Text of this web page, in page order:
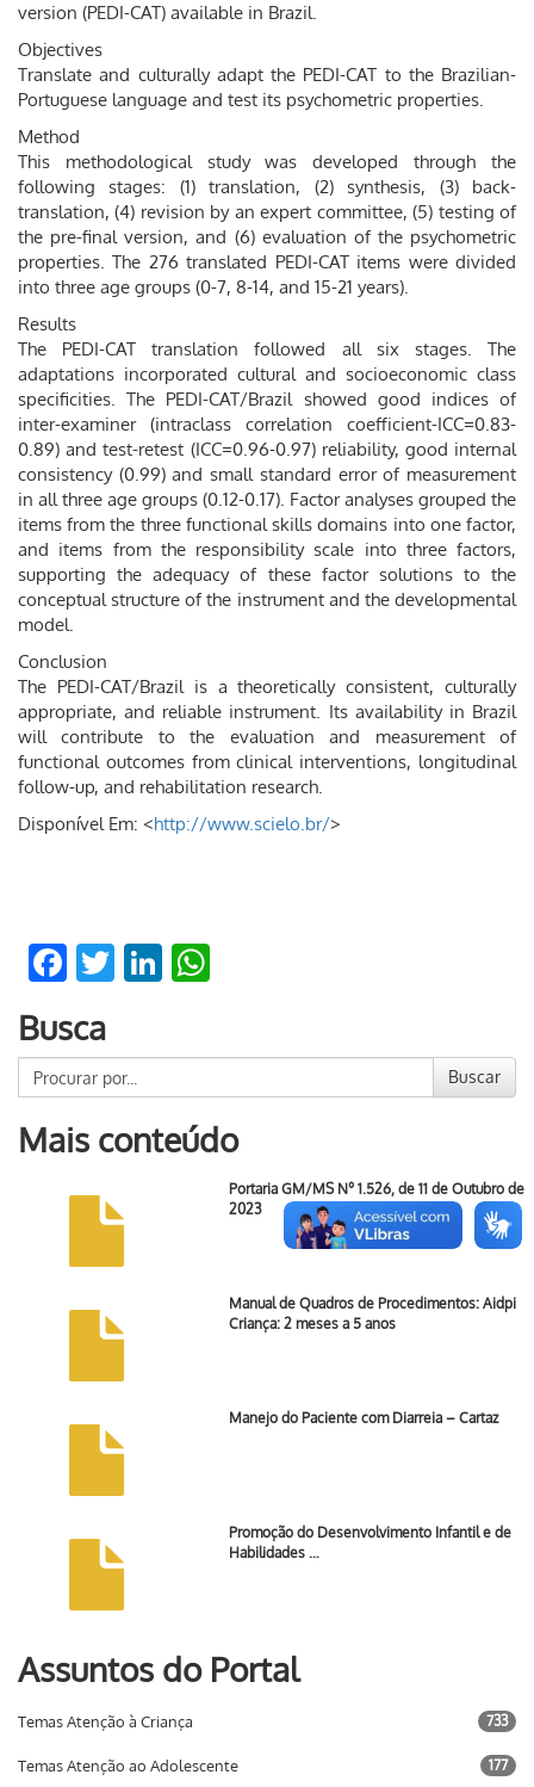
version (PEDI-CAT) available in Brazil.
Objectives
Translate and culturally adapt the PEDI-CAT to the Brazilian-
Portuguese language and test its psychometric properties.
Method
This methodological study was developed through the
following stages: (1) translation, (2) synthesis, (3) back-
translation, (4) revision by an expert committee, (5) testing of
the pre-final version, and (6) evaluation of the psychometric
properties. The 276 translated PEDI-CAT items were divided
into three age groups (0-7, 8-14, and 15-21 years).
Results
The PEDI-CAT translation followed all six stages. The
adaptations incorporated cultural and socioeconomic class
specificities. The PEDI-CAT/Brazil showed good indices of
inter-examiner (intraclass correlation coefficient-ICC=0.83-
0.89) and test-retest (ICC=0.96-0.97) reliability, good internal
consistency (0.99) and small standard error of measurement
in all three age groups (0.12-0.17). Factor analyses grouped the
items from the three functional skills domains into one factor,
and items from the responsibility scale into three factors,
supporting the adequacy of these factor solutions to the
conceptual structure of the instrument and the developmental
model.
Conclusion
The PEDI-CAT/Brazil is a theoretically consistent, culturally
appropriate, and reliable instrument. Its availability in Brazil
will contribute to the evaluation and measurement of
functional outcomes from clinical interventions, longitudinal
follow-up, and rehabilitation research.
Disponível Em: <http://www.scielo.br/>
Facebook
TwitterLinkedIn
Busca
Buscar
Mais conteúdo
Portaria GM/MS Nº 1.526, de 11 de Outubro de
2023
Manual de Quadros de Procedimentos: Aidpi
Criança: 2 meses a 5 anos
Manejo do Paciente com Diarreia – Cartaz
Promoção do Desenvolvimento Infantil e de
Habilidades …
Assuntos do Portal
Temas Atenção à Criança 733
Temas Atenção ao Adolescente 177